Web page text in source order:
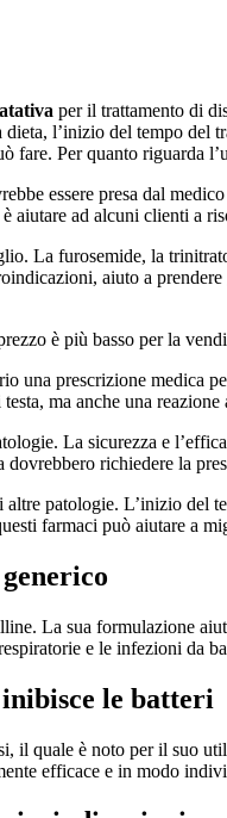
per il trattamento di
l’inizio del tempo del
fare. Per quanto riguarda
essere presa dal
aiutare ad alcuni clienti a
La furosemide, la
aiuto a
è più basso per la
una prescrizione
ma anche una reazione
La sicurezza e
richiedere la
patologie. L’inizio del
farmaci può aiutare a
La sua formulazione
e le infezioni da
le batteri
il quale è noto per il suo
efficace e in modo